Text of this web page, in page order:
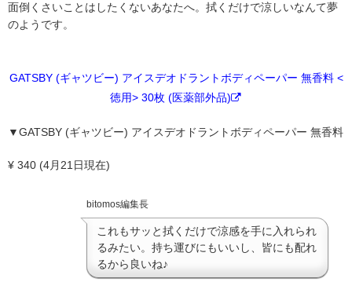
面倒くさいことはしたくないあなたへ。拭くだけで涼しいなんて夢
のようです。
GATSBY (ギャツビー) アイスデオドラントボディペーパー 無香料 <
徳用> 30枚 (医薬部外品)
▼GATSBY (ギャツビー) アイスデオドラントボディペーパー 無香料
¥ 340 (4月21日現在)
bitomos編集長
これもサッと拭くだけで涼感を手に入れられ
るみたい。持ち運びにもいいし、皆にも配れ
るから良いね♪